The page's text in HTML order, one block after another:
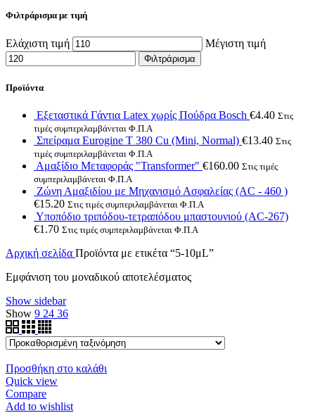
Φιλτράρισμα με τιμή
Ελάχιστη τιμή Μέγιστη τιμή
Φιλτράρισμα
Προϊόντα
Εξεταστικά Γάντια Latex χωρίς Πούδρα Bosch €4.40 Στις
τιμές συμπεριλαμβάνεται Φ.Π.Α
Σπείραμα Eurogine Τ 380 Cu (Mini, Normal) €13.40 Στις
τιμές συμπεριλαμβάνεται Φ.Π.Α
Αμαξίδιο Μεταφοράς "Transformer" €160.00 Στις τιμές
συμπεριλαμβάνεται Φ.Π.Α
Ζώνη Αμαξιδίου με Μηχανισμό Ασφαλείας (AC - 460 )
€15.20 Στις τιμές συμπεριλαμβάνεται Φ.Π.Α
Υποπόδιο τριπόδου-τετραπόδου μπαστουνιού (AC-267)
€1.70 Στις τιμές συμπεριλαμβάνεται Φ.Π.Α
Αρχική σελίδα Προϊόντα με ετικέτα “5-10μL”
Εμφάνιση του μοναδικού αποτελέσματος
Show sidebar
Show 9 24 36
Προσθήκη στο καλάθι
Quick view
Compare
Add to wishlist